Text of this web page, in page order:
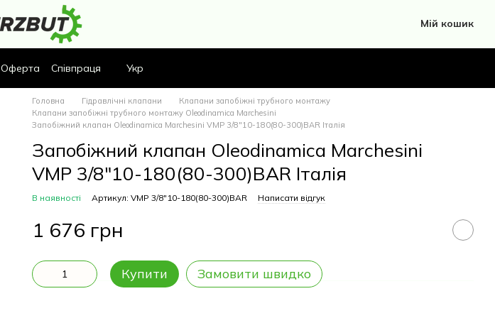
Мій кошик
Оферта Співпраця Укр
Головна Гідравлічні клапани
Клапани запобіжні трубного монтажу
Клапани запобіжні трубного монтажу Oleodinamica Marchesini
Запобіжний клапан Oleodinamica Marchesini VMP 3/8"10-180(80-300)BAR Італія
Запобіжний клапан Oleodinamica Marchesini
VMP 3/8"10-180(80-300)BAR Італія
В наявності Артикул: VMP 3/8"10-180(80-300)BAR Написати відгук
1 676 грн
Купити Замовити швидко